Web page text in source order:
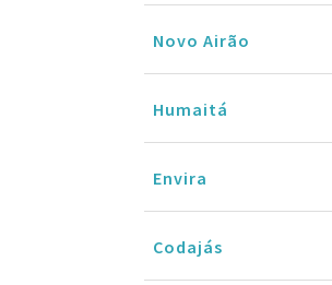
Novo Airão
Humaitá
Envira
Codajás